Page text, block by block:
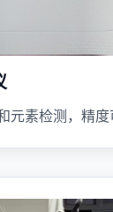
元素检测，精